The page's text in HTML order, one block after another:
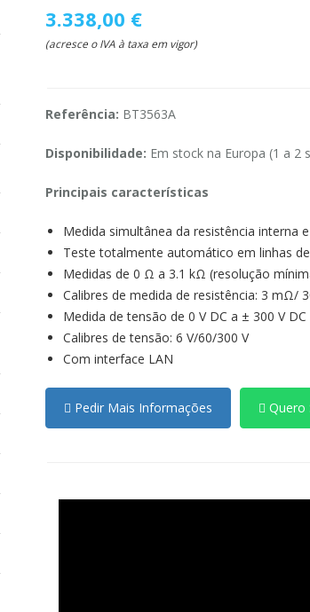
3.338,00 €
(acresce o IVA à taxa em vigor)
Referência: BT3563A
Disponibilidade: Em stock na Europa (1 a 2
Principais características
Medida simultânea da resistência interna
Teste totalmente automático em linhas
Medidas de 0 Ω a 3.1 kΩ (resolução
Calibres de medida de resistência: 3
Medida de tensão de 0 V DC a ± 300 V DC
Calibres de tensão: 6 V/60/300 V
Com interface LAN
Pedir Mais Informações Quero